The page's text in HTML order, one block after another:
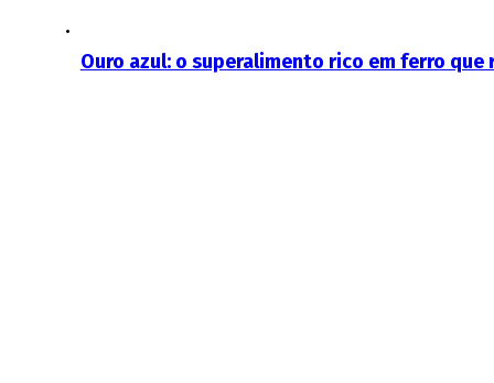
Ouro azul: o superalimento rico em ferro